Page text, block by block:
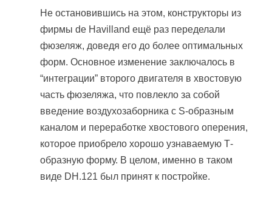
Не остановившись на этом, конструкторы из
фирмы de Havilland ещё раз переделали
фюзеляж, доведя его до более оптимальных
форм. Основное изменение заключалось в
“интеграции” второго двигателя в хвостовую
часть фюзеляжа, что повлекло за собой
введение воздухозаборника с S-образным
каналом и переработке хвостового оперения,
которое приобрело хорошо узнаваемую Т-
образную форму. В целом, именно в таком
виде DH.121 был принят к постройке.